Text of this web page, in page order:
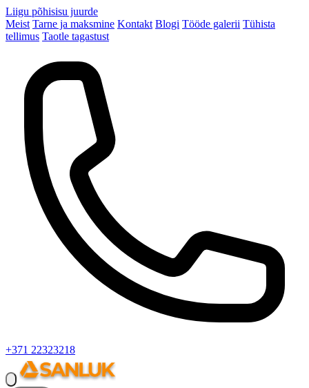
Liigu põhisisu juurde
Meist Tarne ja maksmine Kontakt Blogi Tööde galerii Tühista
tellimus Taotle tagastust
+371 22323218